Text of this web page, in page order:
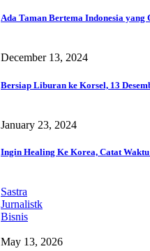
Ada Taman Bertema Indonesia
December 13, 2024
Bersiap Liburan ke Korsel, 13
January 23, 2024
Ingin Healing Ke Korea, Catat
Sastra
Jurnalistk
Bisnis
May 13, 2026